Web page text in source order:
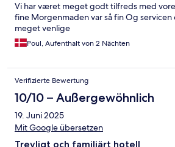
Vi har været meget godt tilfreds med
fine Morgenmaden var så fin Og servicen
meget venlige
Poul, Aufenthalt von 2 Nächten
Verifizierte Bewertung
10/10 – Außergewöhnlich
19. Juni 2025
Mit Google übersetzen
Trevligt och familjärt hotell